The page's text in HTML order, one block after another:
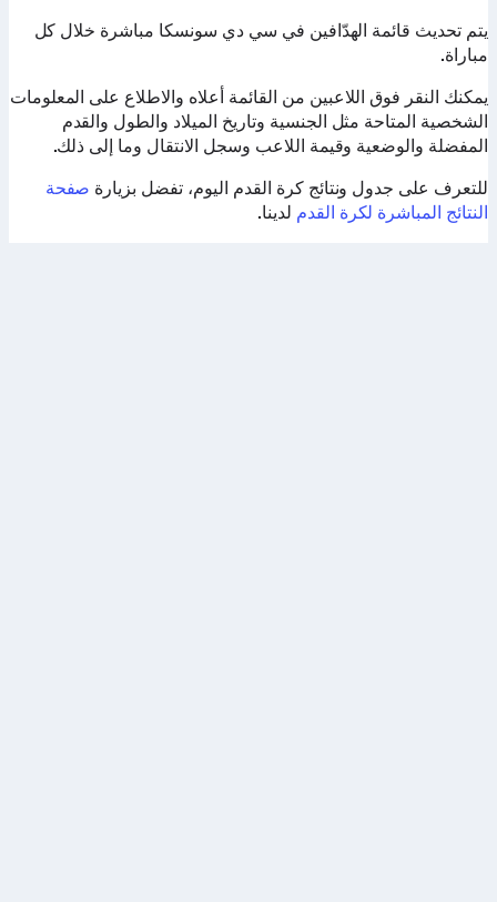
يتم تحديث قائمة الهدّافين في سي دي سونسكا مباشرة خلال كل
مباراة.
يمكنك النقر فوق اللاعبين من القائمة أعلاه والاطلاع على المعلومات
الشخصية المتاحة مثل الجنسية وتاريخ الميلاد والطول والقدم
المفضلة والوضعية وقيمة اللاعب وسجل الانتقال وما إلى ذلك.
للتعرف على جدول ونتائج كرة القدم اليوم، تفضل بزيارة صفحة
النتائج المباشرة لكرة القدم لدينا.